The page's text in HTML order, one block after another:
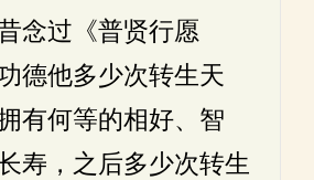
念过《普贤行愿
德他多少次转生天
有何等的相好、智
寿，之后多少次转生